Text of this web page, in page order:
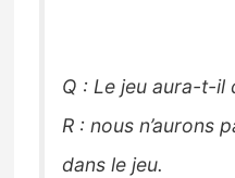
Q : Le jeu aura-t-il
R : nous n’aurons
dans le jeu.